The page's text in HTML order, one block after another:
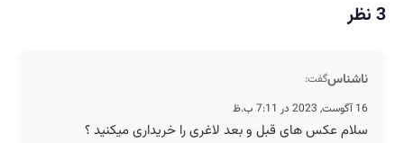
3 نظر
ناشناسگفت:
16 آگوست, 2023 در 7:11 ب.ظ
سلام عکس های قبل و بعد لاغری را خریداری میکنید ؟